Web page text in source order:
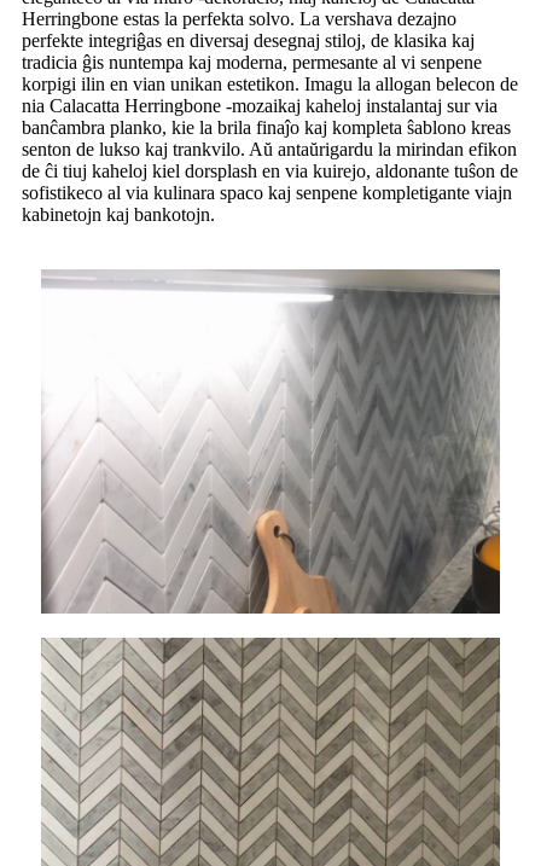
Herringbone estas la perfekta solvo. La vershava dezajno
perfekte integriĝas en diversaj desegnaj stiloj, de klasika kaj
tradicia ĝis nuntempa kaj moderna, permesante al vi senpene
korpigi ilin en vian unikan estetikon. Imagu la allogan belecon de
nia Calacatta Herringbone -mozaikaj kaheloj instalantaj sur via
banĉambra planko, kie la brila finaĵo kaj kompleta ŝablono kreas
senton de lukso kaj trankvilo. Aŭ antaŭrigardu la mirindan efikon
de ĉi tiuj kaheloj kiel dorsplash en via kuirejo, aldonante tuŝon de
sofistikeco al via kulinara spaco kaj senpene kompletigante viajn
kabinetojn kaj bankotojn.